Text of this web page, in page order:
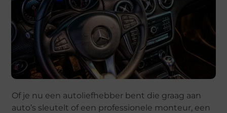
Of je nu een autoliefhebber bent die graag aan
auto’s sleutelt of een professionele monteur, een